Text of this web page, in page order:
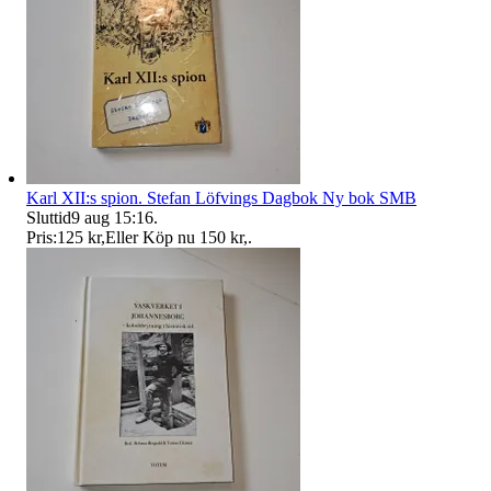
Karl XII:s spion. Stefan Löfvings Dagbok Ny bok SMB
Sluttid9 aug 15:16.
Pris:125 kr,Eller Köp nu 150 kr,.